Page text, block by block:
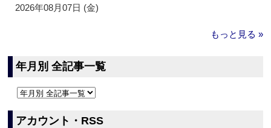
2026年08月07日 (金)
もっと見る »
年月別 全記事一覧
アカウント・RSS